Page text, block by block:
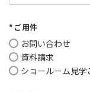
*ご用件
お問い合わせ
資料請求
ショールーム見学